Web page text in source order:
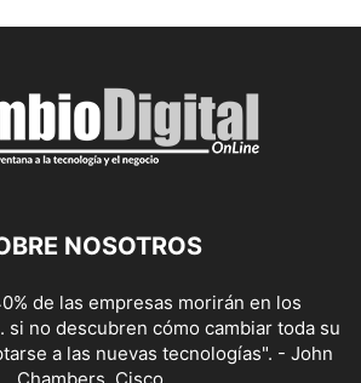
NOSOTROS
de las empresas morirán en los
si no descubren cómo cambiar toda su
a las nuevas tecnologías". - John